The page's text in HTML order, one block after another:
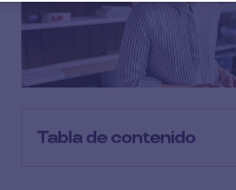
Tabla de contenido